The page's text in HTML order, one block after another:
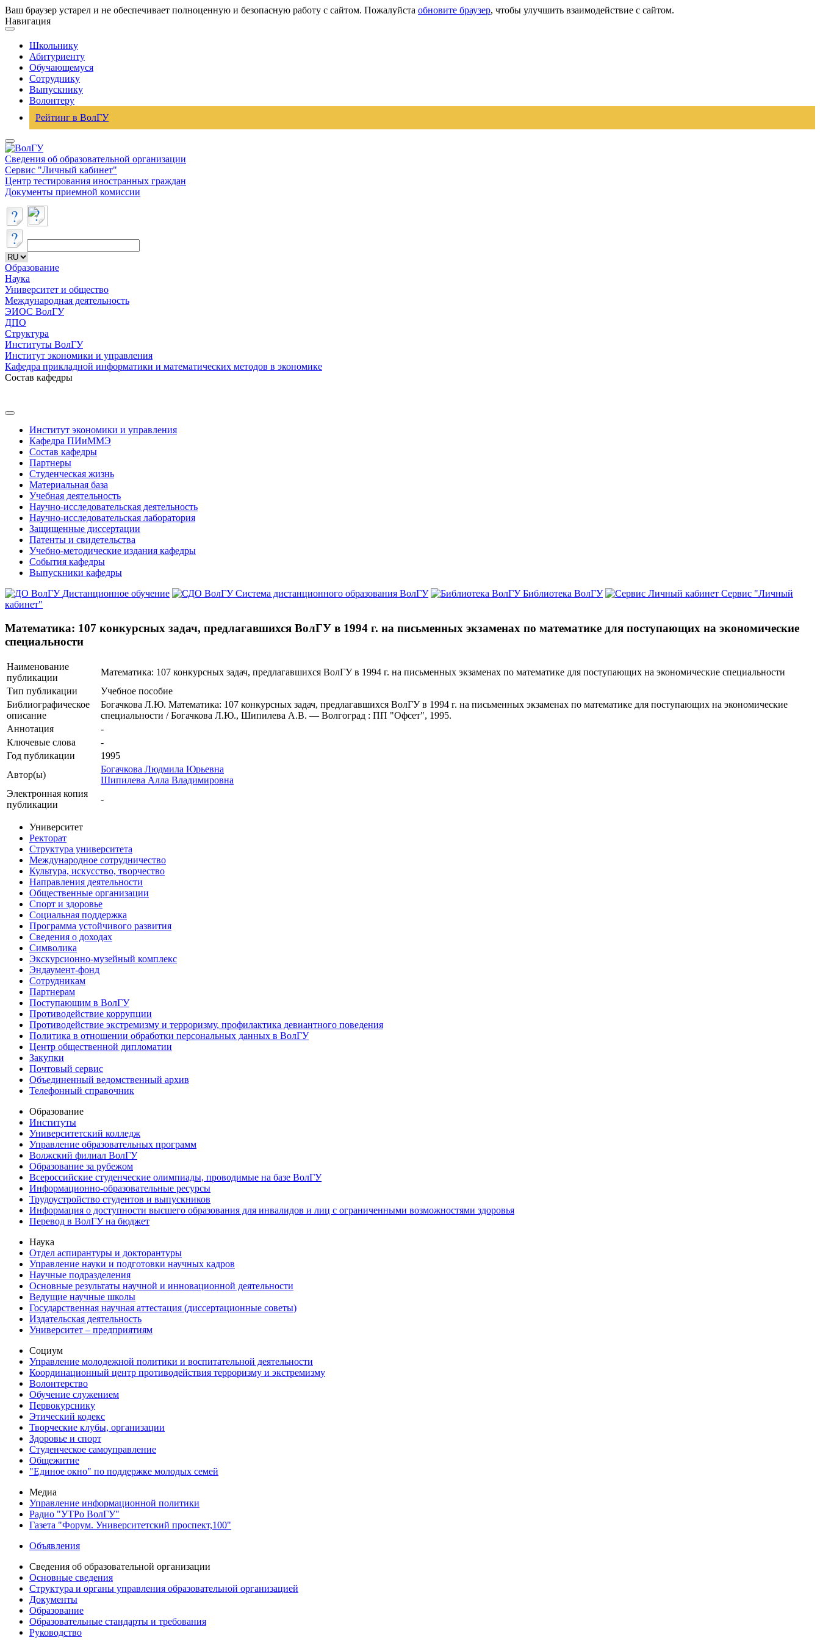
Ваш браузер устарел и не обеспечивает полноценную и безопасную работу с сайтом. Пожалуйста обновите браузер, чтобы улучшить взаимодействие с сайтом.
Навигация
Школьнику
Абитуриенту
Обучающемуся
Сотруднику
Выпускнику
Волонтеру
Рейтинг в ВолГУ
Сведения об образовательной организации
Сервис "Личный кабинет"
Центр тестирования иностранных граждан
Документы приемной комиссии
Образование
Наука
Университет и общество
Международная деятельность
ЭИОС ВолГУ
ДПО
Структура
Институты ВолГУ
Институт экономики и управления
Кафедра прикладной информатики и математических методов в экономике
Состав кафедры
Институт экономики и управления
Кафедра ПИиММЭ
Состав кафедры
Партнеры
Студенческая жизнь
Материальная база
Учебная деятельность
Научно-исследовательская деятельность
Научно-исследовательская лаборатория
Защищенные диссертации
Патенты и свидетельства
Учебно-методические издания кафедры
События кафедры
Выпускники кафедры
Дистанционное обучение
Система дистанционного образования ВолГУ Библиотека ВолГУ
Сервис "Личный
кабинет"
Математика: 107 конкурсных задач, предлагавшихся ВолГУ в 1994 г. на письменных экзаменах по математике для поступающих на экономические
специальности
Наименование
публикации
Математика: 107 конкурсных задач, предлагавшихся ВолГУ в 1994 г. на письменных экзаменах по математике для поступающих на экономические специальности
Тип публикации
Учебное пособие
Библиографическое
описание
Богачкова Л.Ю. Математика: 107 конкурсных задач, предлагавшихся ВолГУ в 1994 г. на письменных экзаменах по математике для поступающих на экономические
специальности / Богачкова Л.Ю., Шипилева А.В. — Волгоград : ПП "Офсет", 1995.
Аннотация
-
Ключевые cлова
-
Год публикации
1995
Автор(ы)
Богачкова Людмила Юрьевна
Шипилева Алла Владимировна
Электронная копия
публикации
-
Университет
Ректорат
Структура университета
Международное сотрудничество
Культура, искусство, творчество
Направления деятельности
Общественные организации
Спорт и здоровье
Социальная поддержка
Программа устойчивого развития
Сведения о доходах
Символика
Экскурсионно-музейный комплекс
Эндаумент-фонд
Сотрудникам
Партнерам
Поступающим в ВолГУ
Противодействие коррупции
Противодействие экстремизму и терроризму, профилактика девиантного поведения
Политика в отношении обработки персональных данных в ВолГУ
Центр общественной дипломатии
Закупки
Почтовый сервис
Объединенный ведомственный архив
Телефонный справочник
Образование
Институты
Университетский колледж
Управление образовательных программ
Волжский филиал ВолГУ
Образование за рубежом
Всероссийские студенческие олимпиады, проводимые на базе ВолГУ
Информационно-образовательные ресурсы
Трудоустройство студентов и выпускников
Информация о доступности высшего образования для инвалидов и лиц с ограниченными возможностями здоровья
Перевод в ВолГУ на бюджет
Наука
Отдел аспирантуры и докторантуры
Управление науки и подготовки научных кадров
Научные подразделения
Основные результаты научной и инновационной деятельности
Ведущие научные школы
Государственная научная аттестация (диссертационные советы)
Издательская деятельность
Университет – предприятиям
Социум
Управление молодежной политики и воспитательной деятельности
Координационный центр противодействия терроризму и экстремизму
Волонтерство
Обучение служением
Первокурснику
Этический кодекс
Творческие клубы, организации
Здоровье и спорт
Студенческое самоуправление
Общежитие
"Единое окно" по поддержке молодых семей
Медиа
Управление информационной политики
Радио "УТРо ВолГУ"
Газета "Форум. Университетский проспект,100"
Объявления
Сведения об образовательной организации
Основные сведения
Структура и органы управления образовательной организацией
Документы
Образование
Образовательные стандарты и требования
Руководство